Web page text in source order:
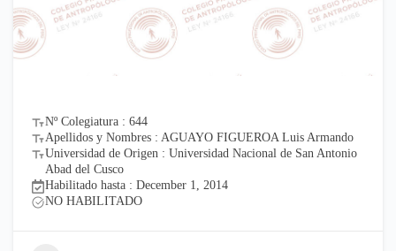
Nº Colegiatura : 644
Apellidos y Nombres : AGUAYO FIGUEROA Luis Armando
Universidad de Origen : Universidad Nacional de San Antonio
Abad del Cusco
Habilitado hasta : December 1, 2014
NO HABILITADO